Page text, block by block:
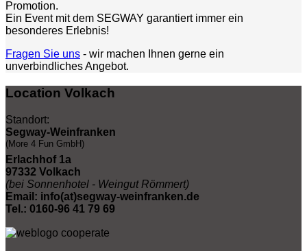
Promotion.
Ein Event mit dem SEGWAY garantiert immer ein
besonderes Erlebnis!
Fragen Sie uns - wir machen Ihnen gerne ein
unverbindliches Angebot.
Location Volkach
Standort:
Segway-Weinfranken
(More 4 Fun GmbH)
Erlachhof 1a
97332 Volkach
(bei Sonnenhotel - Weingut Römmert)
Email: info(at)segway-weinfranken.de
Tel.: 0160-96 41 79 69